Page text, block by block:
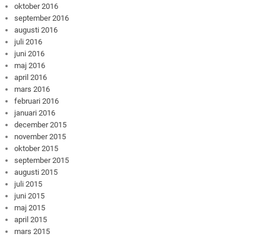
oktober 2016
september 2016
augusti 2016
juli 2016
juni 2016
maj 2016
april 2016
mars 2016
februari 2016
januari 2016
december 2015
november 2015
oktober 2015
september 2015
augusti 2015
juli 2015
juni 2015
maj 2015
april 2015
mars 2015